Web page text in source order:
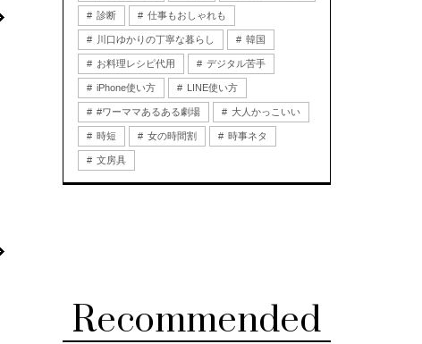
診断 仕事もおしゃれも
川口ゆかりの丁寧な暮らし 韓国
お料理レシピ代用 デジタル苦手
iPhone使い方 LINE使い方
#ワーママあるある劇場 大人かっこいい
時短 女の時間割 時事ネタ
文房具
Recommended